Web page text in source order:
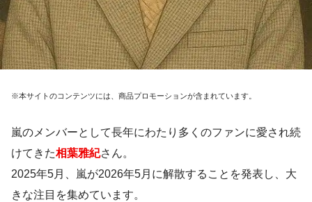
※本サイトのコンテンツには、商品プロモーションが含まれています。
嵐のメンバーとして長年にわたり多くのファンに愛され続
けてきた相葉雅紀さん。
2025年5月、嵐が2026年5月に解散することを発表し、大
きな注目を集めています。